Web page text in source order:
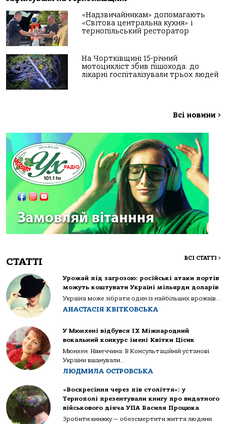
«Надзвичайникам» допомагають
«Світова центральна кухня» і
тернопільський ресторатор
На Чортківщині 15-річний
мотоцикліст збив пішохода: до
лікарні госпіталізували трьох людей
Всі новини >
СТАТТІ ВСІ СТАТТІ >
Урожай під загрозою: російські атаки портів
можуть коштувати Україні мільярди доларів
Україна може зібрати один із найбільших врожаїв...
АНАСТАСІЯ КВІТКОВСЬКА
У Мюнхені відбувся IX Міжнародний
вокальний конкурс імені Квітки Цісик
Мюнхен. Німеччина. В Консультаційній установі
України вшанували...
ЛЮДМИЛА ОСТРОВСЬКА
«Воскресіння через пів століття»: у
Тернополі презентували книгу про видатного
військового діяча УПА Василя Процюка
Зробити книжку — обезсмертити життя людини